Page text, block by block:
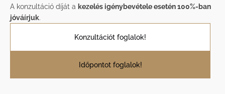
A konzultáció díját a kezelés igénybevétele esetén 100%-ban
jóváírjuk.
Konzultációt foglalok!
Időpontot foglalok!